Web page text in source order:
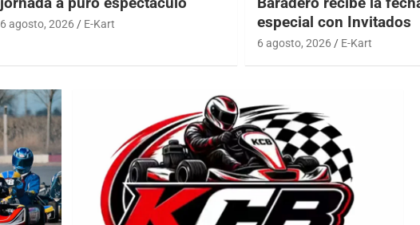
6 agosto, 2026 E-Kart
especial con Invitados
6 agosto, 2026 E-Kart